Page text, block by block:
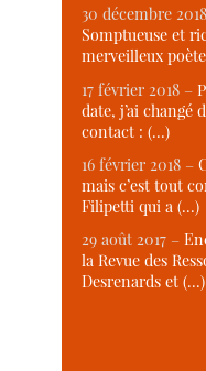
30 décembre
Somptueuse et
merveilleux
17 février 2018 –
date, j’ai changé
contact : (…)
16 février 2018 –
mais c’est tout
Filipetti qui a (…)
29 août 2017 –
la Revue des
Desrenards et (…)